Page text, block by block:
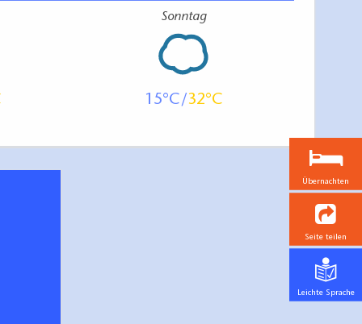
Sonntag
15 32
Übernachten
Seite teilen
Leichte Sprache